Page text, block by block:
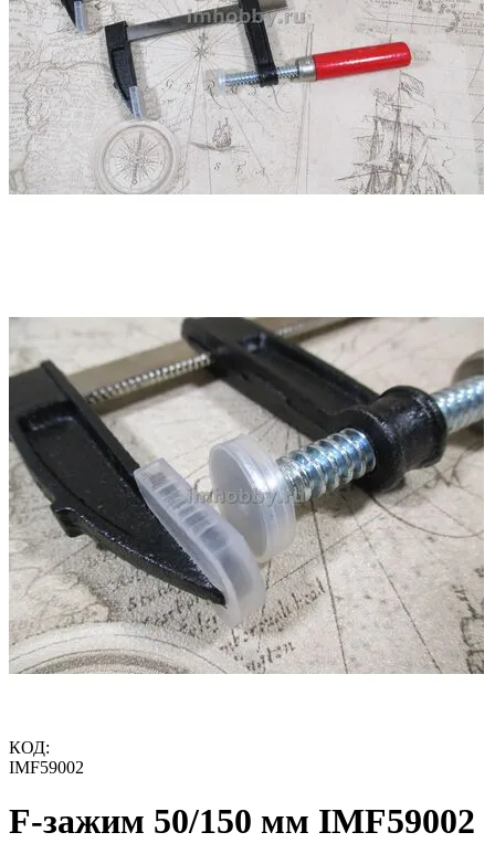
КОД:
IMF59002
F-зажим 50/150 мм IMF59002